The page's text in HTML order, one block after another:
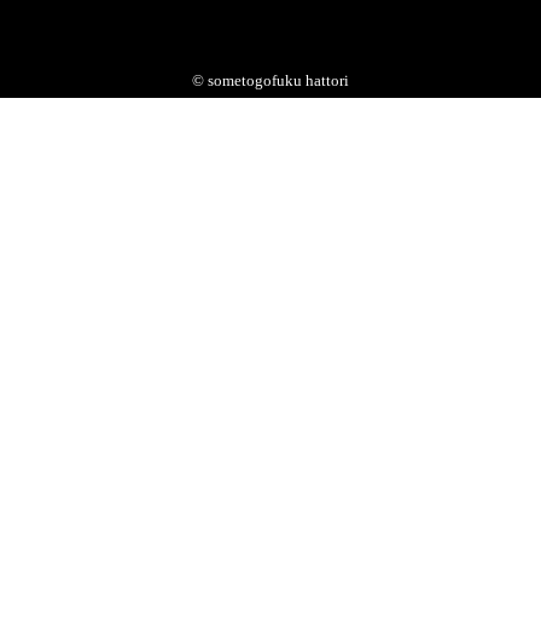
© sometogofuku hattori